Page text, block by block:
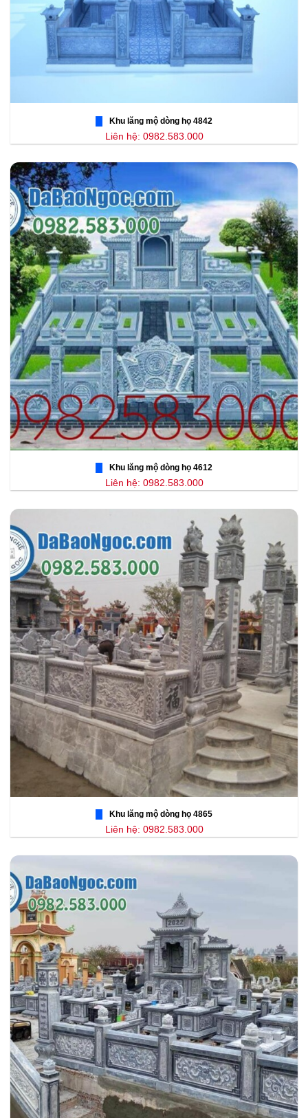
Khu lăng mộ dòng họ 4842
Liên hệ: 0982.583.000
Khu lăng mộ dòng họ 4612
Liên hệ: 0982.583.000
Khu lăng mộ dòng họ 4865
Liên hệ: 0982.583.000